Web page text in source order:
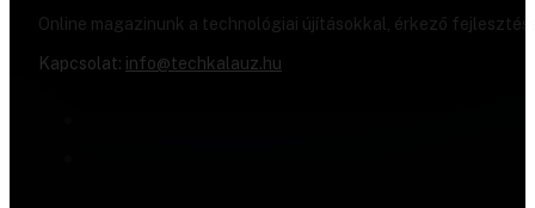
Online magazinunk a technológiai újításokkal, érkező
Kapcsolat: info@techkalauz.hu